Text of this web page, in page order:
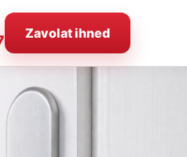
Zavolat ihned